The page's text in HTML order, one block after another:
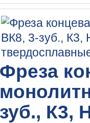
Фреза
зуб., К3,